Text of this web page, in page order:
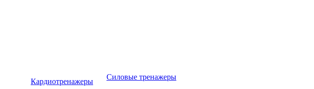
Кардиотренажеры
Силовые тренажеры